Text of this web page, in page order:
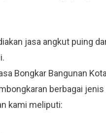
jasa angkut puing
Bongkar Bangunan
berbagai
kami meliputi: